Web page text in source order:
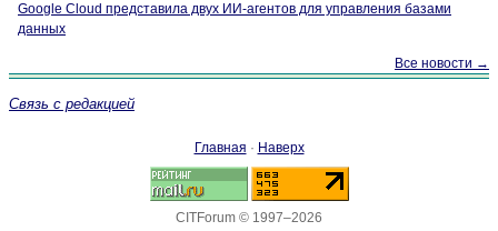
Google Cloud представила двух ИИ-агентов для управления базами
данных
Все новости →
Связь с редакцией
Главная · Наверх
CITForum © 1997–2026